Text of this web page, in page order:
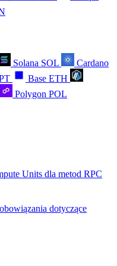
Solana SOL
Cardano
Base ETH
Polygon POL
Units dla metod RPC
dotyczące